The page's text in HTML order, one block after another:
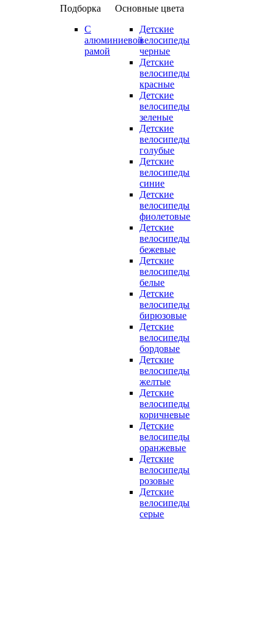
Подборка
С
алюминиевой
рамой
Основные цвета
Детские
велосипеды
черные
Детские
велосипеды
красные
Детские
велосипеды
зеленые
Детские
велосипеды
голубые
Детские
велосипеды
синие
Детские
велосипеды
фиолетовые
Детские
велосипеды
бежевые
Детские
велосипеды
белые
Детские
велосипеды
бирюзовые
Детские
велосипеды
бордовые
Детские
велосипеды
желтые
Детские
велосипеды
коричневые
Детские
велосипеды
оранжевые
Детские
велосипеды
розовые
Детские
велосипеды
серые